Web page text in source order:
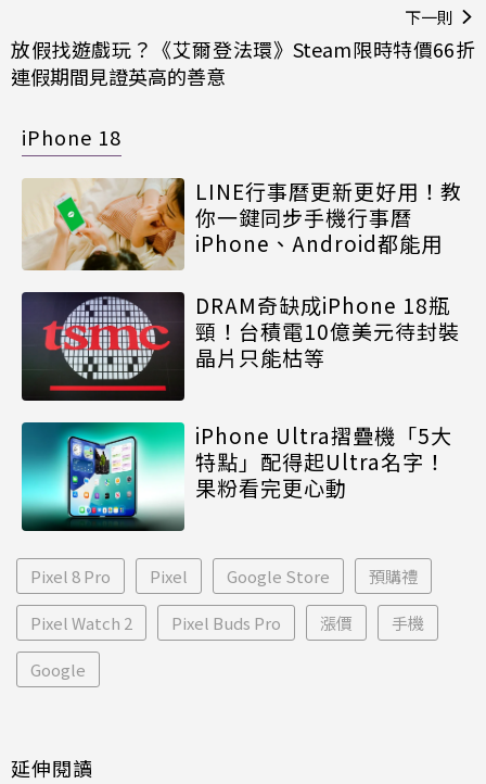
下一則
放假找遊戲玩？《艾爾登法環》Steam限時特價66折
連假期間見證英高的善意
iPhone 18
LINE行事曆更新更好用！教
你一鍵同步手機行事曆
iPhone、Android都能用
DRAM奇缺成iPhone 18瓶
頸！台積電10億美元待封裝
晶片只能枯等
iPhone Ultra摺疊機「5大
特點」配得起Ultra名字！
果粉看完更心動
Pixel 8 Pro Pixel Google Store 預購禮
Pixel Watch 2 Pixel Buds Pro 漲價 手機
Google
延伸閱讀